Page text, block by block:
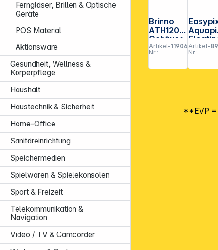
Ferngläser, Brillen & Optische
Geräte
POS Material
Aktionsware
Gesundheit, Wellness &
Körperpflege
Haushalt
Haustechnik & Sicherheit
Home-Office
Sanitäreinrichtung
Speichermedien
Spielwaren & Spielekonsolen
Sport & Freizeit
Telekommunikation &
Navigation
Video / TV & Camcorder
Brinno
ATH120
Gehäuse
witterung
sbeständ
ig
Artikel-
Nr.:
119067Grip
Artikel-
Nr.:
**EVP =